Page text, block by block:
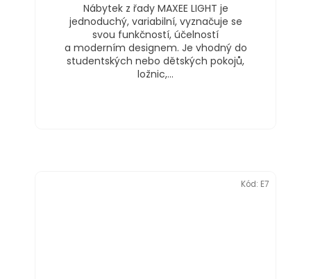
Nábytek z řady MAXEE LIGHT je
jednoduchý, variabilní, vyznačuje se
svou funkčností, účelností
a moderním designem. Je vhodný do
studentských nebo dětských pokojů,
ložnic,...
Kód: E7